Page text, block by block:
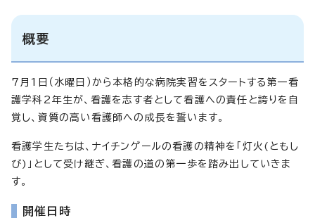
概要
7月1日（水曜日）から本格的な病院実習をスタートする第一看
護学科2年生が、看護を志す者として看護への責任と誇りを自
覚し、資質の高い看護師への成長を誓います。
看護学生たちは、ナイチンゲールの看護の精神を「灯火(ともし
び)」として受け継ぎ、看護の道の第一歩を踏み出していきま
す。
開催日時